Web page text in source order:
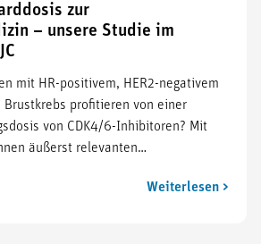
zur
– unsere Studie im
mit HR-positivem, HER2-negativem
Brustkrebs profitieren von einer
von CDK4/6-Inhibitoren? Mit
äußerst relevanten…
Weiterlesen >